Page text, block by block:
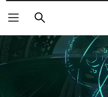
Buscar